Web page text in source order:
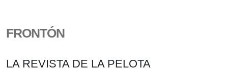
FRONTÓN
LA REVISTA DE LA PELOTA